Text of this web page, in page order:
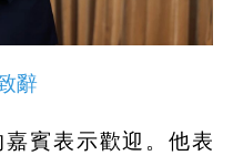
辭
賓表示歡迎。他表